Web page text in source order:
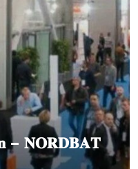
– 𝐍𝐎𝐑𝐃𝐁𝐀𝐓